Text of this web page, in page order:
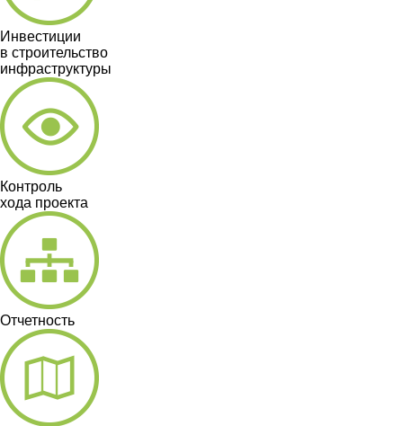
Инвестиции
в строительство
инфраструктуры
Контроль
хода проекта
Отчетность